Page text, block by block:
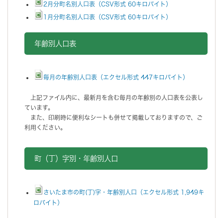
2月分町名別人口表（CSV形式 60キロバイト）
1月分町名別人口表（CSV形式 60キロバイト）
年齢別人口表
毎月の年齢別人口表（エクセル形式 447キロバイト）
上記ファイル内に、最新月を含む毎月の年齢別の人口表を公表し
ています。
また、印刷時に便利なシートも併せて掲載しておりますので、ご
利用ください。
町（丁）字別・年齢別人口
さいたま市の町(丁)字・年齢別人口（エクセル形式 1,949キ
ロバイト）